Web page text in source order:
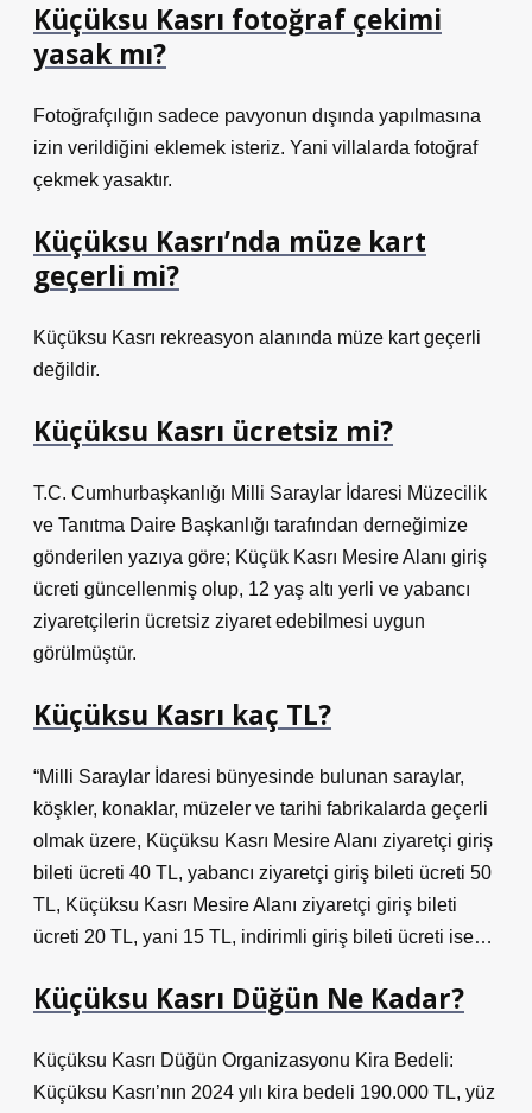
Küçüksu Kasrı fotoğraf çekimi
yasak mı?
Fotoğrafçılığın sadece pavyonun dışında yapılmasına
izin verildiğini eklemek isteriz. Yani villalarda fotoğraf
çekmek yasaktır.
Küçüksu Kasrı’nda müze kart
geçerli mi?
Küçüksu Kasrı rekreasyon alanında müze kart geçerli
değildir.
Küçüksu Kasrı ücretsiz mi?
T.C. Cumhurbaşkanlığı Milli Saraylar İdaresi Müzecilik
ve Tanıtma Daire Başkanlığı tarafından derneğimize
gönderilen yazıya göre; Küçük Kasrı Mesire Alanı giriş
ücreti güncellenmiş olup, 12 yaş altı yerli ve yabancı
ziyaretçilerin ücretsiz ziyaret edebilmesi uygun
görülmüştür.
Küçüksu Kasrı kaç TL?
“Milli Saraylar İdaresi bünyesinde bulunan saraylar,
köşkler, konaklar, müzeler ve tarihi fabrikalarda geçerli
olmak üzere, Küçüksu Kasrı Mesire Alanı ziyaretçi giriş
bileti ücreti 40 TL, yabancı ziyaretçi giriş bileti ücreti 50
TL, Küçüksu Kasrı Mesire Alanı ziyaretçi giriş bileti
ücreti 20 TL, yani 15 TL, indirimli giriş bileti ücreti ise…
Küçüksu Kasrı Düğün Ne Kadar?
Küçüksu Kasrı Düğün Organizasyonu Kira Bedeli:
Küçüksu Kasrı’nın 2024 yılı kira bedeli 190.000 TL, yüz